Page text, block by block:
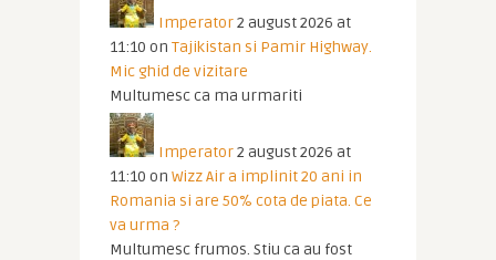
Imperator2 august 2026 at
11:10 on Tajikistan si Pamir Highway.
Mic ghid de vizitare
Multumesc ca ma urmariti
Imperator2 august 2026 at
11:10 on Wizz Air a implinit 20 ani in
Romania si are 50% cota de piata. Ce
va urma ?
Multumesc frumos. Stiu ca au fost